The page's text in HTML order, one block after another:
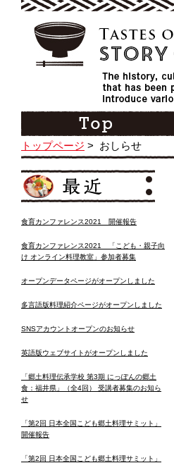
トップページ > おしらせ
食育カンファレンス2021 開催報告
食育カンファレンス2021 「こども・親子向
け オンライン料理教室」参加者募集
オープンデータページがオープンしました
多言語版料理紹介ページがオープンしました
SNSアカウントオープンのお知らせ
英語版ウェブサイトがオープンしました
「郷土料理伝承学校 第3期 にっぽんの郷土
食：福井県」（全4回） 受講者募集のお知ら
せ
「第2回 日本全国こども郷土料理サミット」
開催報告
「第2回 日本全国こども郷土料理サミット」